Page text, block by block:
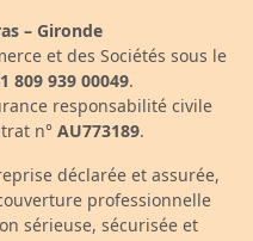
– Gironde
et des Sociétés sous le
809 939 00049.
responsabilité civile
n° AU773189.
déclarée et assurée,
professionnelle
sérieuse, sécurisée et